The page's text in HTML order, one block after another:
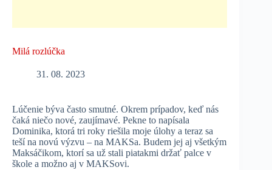
Milá rozlúčka
31. 08. 2023
Lúčenie býva často smutné. Okrem prípadov, keď nás
čaká niečo nové, zaujímavé. Pekne to napísala
Dominika, ktorá tri roky riešila moje úlohy a teraz sa
teší na novú výzvu – na MAKSa. Budem jej aj všetkým
Maksáčikom, ktorí sa už stali piatakmi držať palce v
škole a možno aj v MAKSovi.